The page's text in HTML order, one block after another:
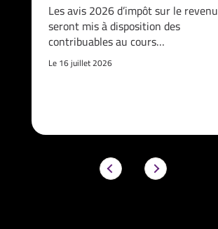
Les avis 2026 d’impôt sur le revenu
seront mis à disposition des
contribuables au cours…
Le 16 juillet 2026